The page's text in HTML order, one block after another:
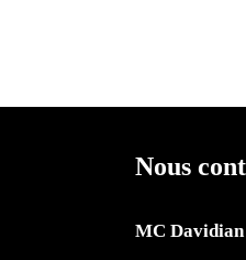
Nous
MC Davidian